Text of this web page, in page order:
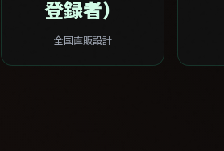
全国直販設計